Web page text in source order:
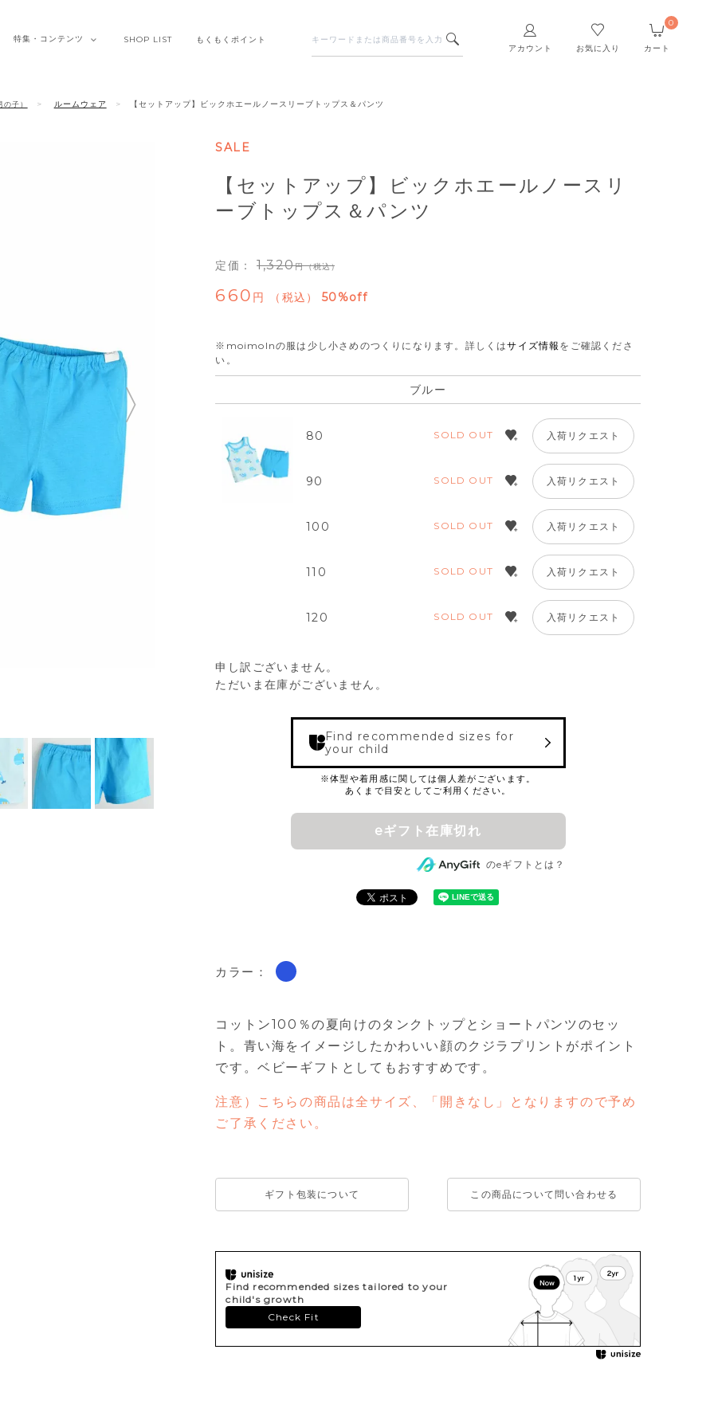
アカウント お気に入り カート
0
特集・ コンテンツ SHOP LIST もくもくポイント
の子） ルームウェア 【セットアップ】ビックホエールノースリーブトップス＆パンツ
SALE
【セットアップ】ビックホエールノースリ
ーブトップス＆パンツ
定価： 1,320 （税込）
660 税込 50%off
※moimolnの服は少し小さめのつくりになります。 詳しくはサイズ情報 をご確認くださ
い。
ブルー
80 SOLD OUT 入荷リクエスト
90 SOLD OUT 入荷リクエスト
100 SOLD OUT 入荷リクエスト
110 SOLD OUT 入荷リクエスト
120 SOLD OUT 入荷リクエスト
申し訳ございません。
ただいま在庫がございません。
Find recommended sizes for
your child
eギフト在庫切れ
のeギフトとは？
カラー：
コットン100％の夏向けのタンクトップとショートパンツのセッ
ト。青い海をイメージしたかわいい顔のクジラプリントがポイント
です。ベビーギフトとしてもおすすめです。
注意）こちらの商品は全サイズ、「開きなし」となりますので予め
ご了承ください。
ギフト包装について この商品について問い合わせる
Find recommended sizes tailored to your
child's growth
Check Fit